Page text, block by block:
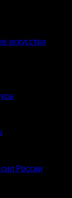
искусство
России